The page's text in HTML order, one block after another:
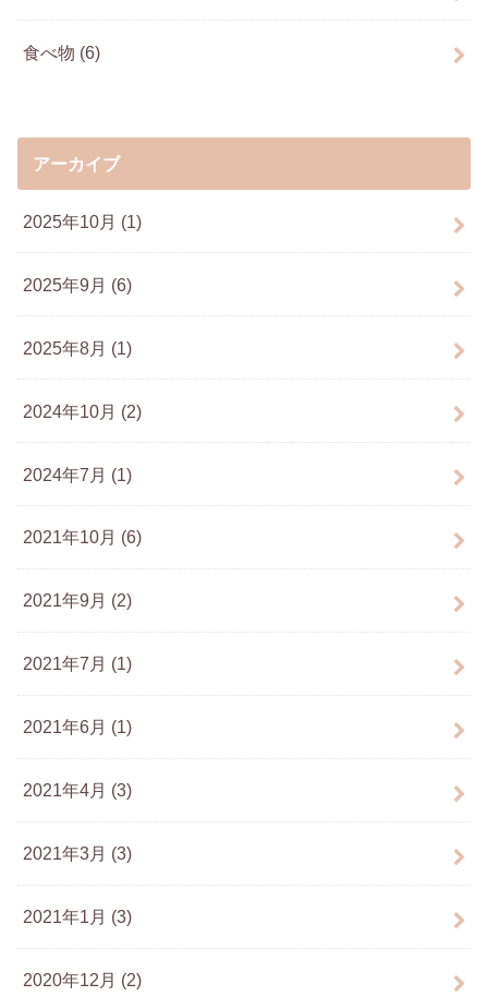
食べ物 (6)
アーカイブ
2025年10月 (1)
2025年9月 (6)
2025年8月 (1)
2024年10月 (2)
2024年7月 (1)
2021年10月 (6)
2021年9月 (2)
2021年7月 (1)
2021年6月 (1)
2021年4月 (3)
2021年3月 (3)
2021年1月 (3)
2020年12月 (2)